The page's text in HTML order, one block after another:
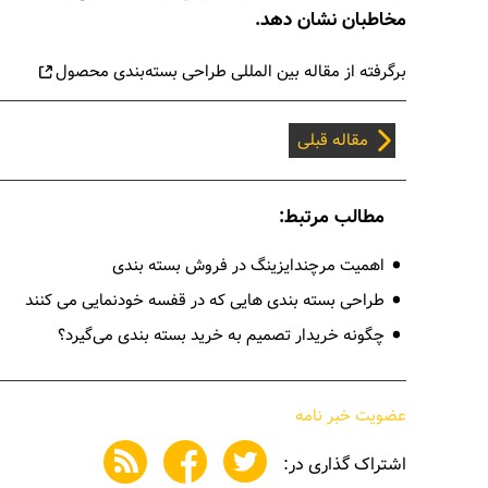
مخاطبان نشان دهد.
برگرفته از مقاله بین المللی طراحی بسته‌بندی محصول
مقاله قبلی
مطالب مرتبط:
اهمیت مرچندایزینگ در فروش بسته بندی
طراحی بسته بندی‌ هایی که در قفسه خودنمایی می‌ کنند
چگونه خریدار تصمیم به خرید بسته بندی می‌گیرد؟
عضویت خبر نامه
اشتراک گذاری در: